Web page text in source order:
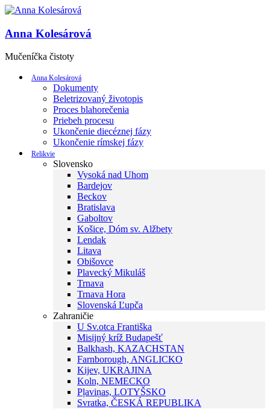
Anna Kolesárová
Mučeníčka čistoty
Anna Kolesárová
Dokumenty
Beletrizovaný životopis
Proces blahorečenia
Priebeh procesu
Ukončenie diecéznej fázy
Ukončenie rímskej fázy
Relikvie
Slovensko
Vysoká nad Uhom
Bardejov
Beckov
Bratislava
Gaboltov
Košice, Dóm sv. Alžbety
Lendak
Litava
Obišovce
Plavecký Mikuláš
Trnava
Trnava Hora
Slovenská Ľupča
Zahraničie
U Sv.otca Františka
Misijný kríž Budapešť
Balkhash, KAZACHSTAN
Farnborough, ANGLICKO
Kijev, UKRAJINA
Koln, NEMECKO
Pļaviņas, LOTYŠSKO
Svratka, ČESKÁ REPUBLIKA